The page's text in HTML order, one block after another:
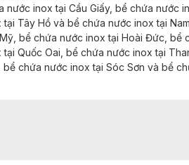
nước inox tại Cầu Giấy, bể chứa nước
tại Tây Hồ và bể chứa nước inox tại
bể chứa nước inox tại Hoài Đức, bể
tại Quốc Oai, bể chứa nước inox tại
bể chứa nước inox tại Sóc Sơn và bể